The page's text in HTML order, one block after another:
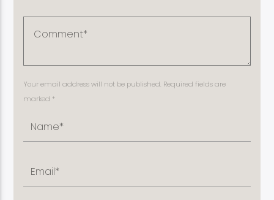
Your email address will not be published. Required fields are
marked *